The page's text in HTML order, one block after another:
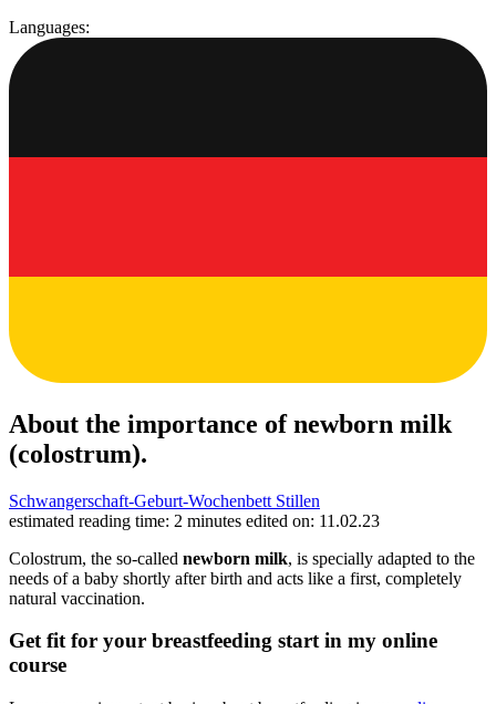
Languages:
About the importance of newborn milk
(colostrum).
Schwangerschaft-Geburt-Wochenbett Stillen
estimated reading time: 2 minutes edited on: 11.02.23
Colostrum, the so-called newborn milk, is specially adapted to the
needs of a baby shortly after birth and acts like a first, completely
natural vaccination.
Get fit for your breastfeeding start in my online
course